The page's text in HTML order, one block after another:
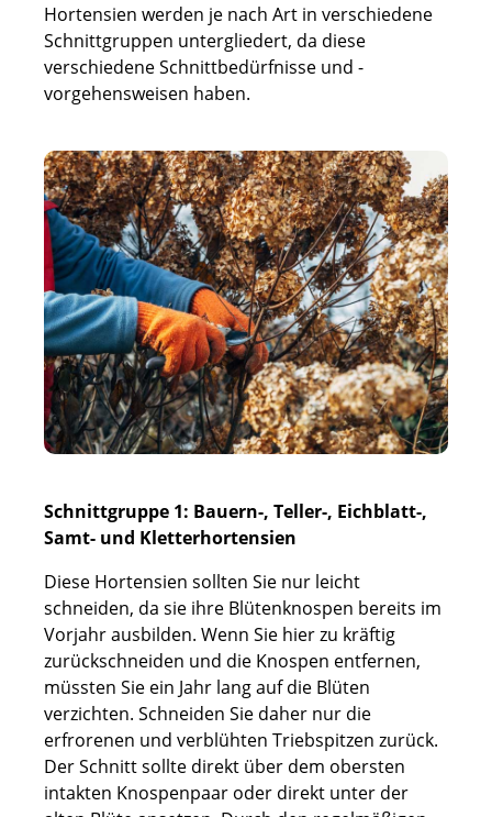
Hortensien werden je nach Art in verschiedene
Schnittgruppen untergliedert, da diese
verschiedene Schnittbedürfnisse und -
vorgehensweisen haben.
Schnittgruppe 1: Bauern-, Teller-, Eichblatt-,
Samt- und Kletterhortensien
Diese Hortensien sollten Sie nur leicht
schneiden, da sie ihre Blütenknospen bereits im
Vorjahr ausbilden. Wenn Sie hier zu kräftig
zurückschneiden und die Knospen entfernen,
müssten Sie ein Jahr lang auf die Blüten
verzichten. Schneiden Sie daher nur die
erfrorenen und verblühten Triebspitzen zurück.
Der Schnitt sollte direkt über dem obersten
intakten Knospenpaar oder direkt unter der